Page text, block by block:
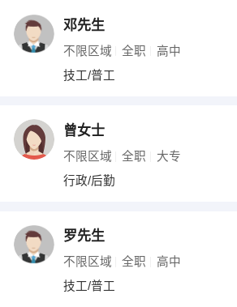
邓先生
不限区域 全职 高中
技工/普工
曾女士
不限区域 全职 大专
行政/后勤
罗先生
不限区域 全职 高中
技工/普工